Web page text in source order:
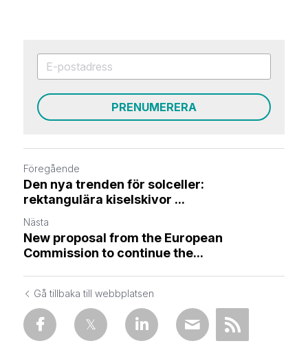
PRENUMERERA
Föregående
Den nya trenden för solceller:
rektangulära kiselskivor ...
Nästa
New proposal from the European
Commission to continue the...
Gå tillbaka till webbplatsen